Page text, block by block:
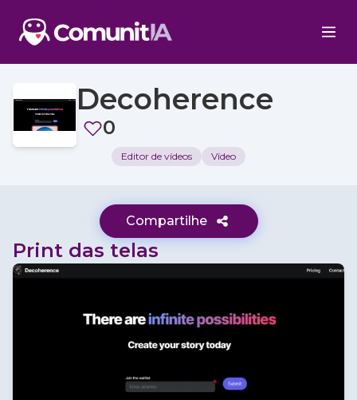
Decoherence
0
Editor de vídeos Vídeo
Compartilhe
Print das telas